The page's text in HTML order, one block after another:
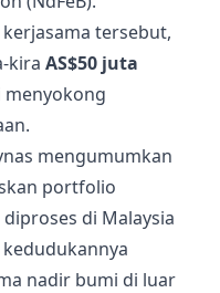
tersebut,
kira AS$50 juta
menyokong
mengumumkan
portfolio
di Malaysia
nadir bumi di luar